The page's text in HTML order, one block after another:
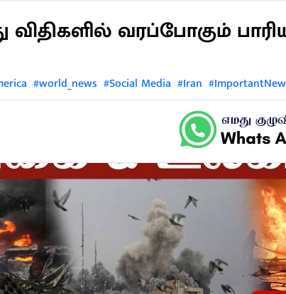
விதிகளில் வரப்போகும்
#world_news #Social Media #Iran